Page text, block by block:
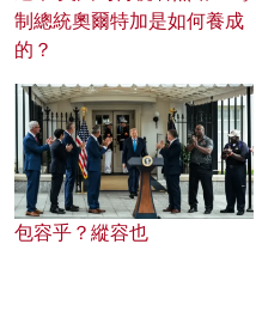
制總統奧爾特加是如何養成
的？
包容乎？縱容也